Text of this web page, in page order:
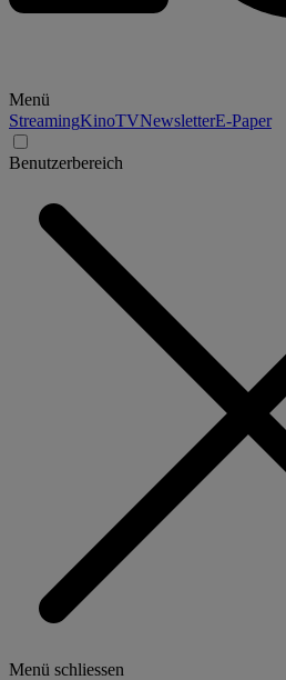
Menü
StreamingKinoTVNewsletterE-Paper
Benutzerbereich
Menü schliessen